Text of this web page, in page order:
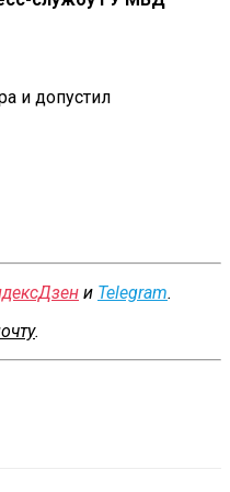
и допустил
и Telegram.
.